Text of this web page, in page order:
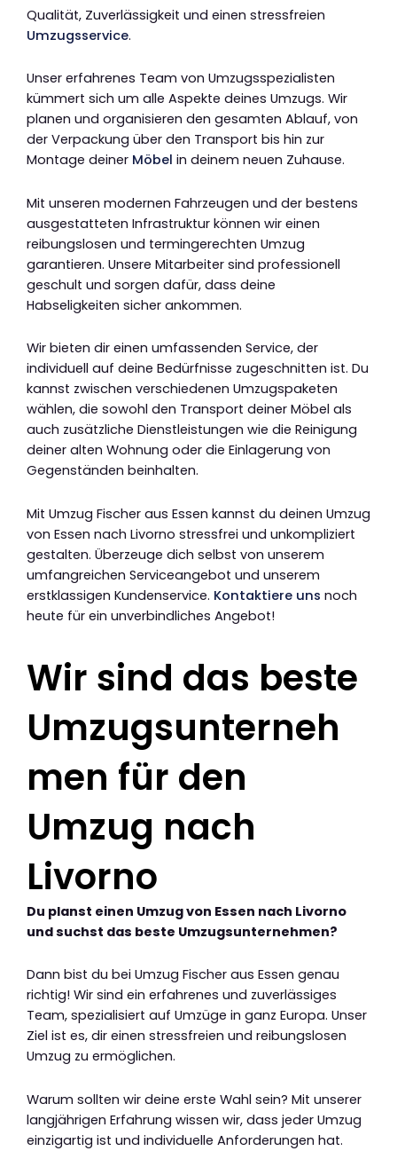
Qualität, Zuverlässigkeit und einen stressfreien
Umzugsservice.
Unser erfahrenes Team von Umzugsspezialisten
kümmert sich um alle Aspekte deines Umzugs. Wir
planen und organisieren den gesamten Ablauf, von
der Verpackung über den Transport bis hin zur
Montage deiner Möbel in deinem neuen Zuhause.
Mit unseren modernen Fahrzeugen und der bestens
ausgestatteten Infrastruktur können wir einen
reibungslosen und termingerechten Umzug
garantieren. Unsere Mitarbeiter sind professionell
geschult und sorgen dafür, dass deine
Habseligkeiten sicher ankommen.
Wir bieten dir einen umfassenden Service, der
individuell auf deine Bedürfnisse zugeschnitten ist. Du
kannst zwischen verschiedenen Umzugspaketen
wählen, die sowohl den Transport deiner Möbel als
auch zusätzliche Dienstleistungen wie die Reinigung
deiner alten Wohnung oder die Einlagerung von
Gegenständen beinhalten.
Mit Umzug Fischer aus Essen kannst du deinen Umzug
von Essen nach Livorno stressfrei und unkompliziert
gestalten. Überzeuge dich selbst von unserem
umfangreichen Serviceangebot und unserem
erstklassigen Kundenservice. Kontaktiere uns noch
heute für ein unverbindliches Angebot!
Wir sind das beste
Umzugsunterneh
men für den
Umzug nach
Livorno
Du planst einen Umzug von Essen nach Livorno
und suchst das beste Umzugsunternehmen?
Dann bist du bei Umzug Fischer aus Essen genau
richtig! Wir sind ein erfahrenes und zuverlässiges
Team, spezialisiert auf Umzüge in ganz Europa. Unser
Ziel ist es, dir einen stressfreien und reibungslosen
Umzug zu ermöglichen.
Warum sollten wir deine erste Wahl sein? Mit unserer
langjährigen Erfahrung wissen wir, dass jeder Umzug
einzigartig ist und individuelle Anforderungen hat.